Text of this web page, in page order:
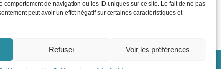
comportement de navigation ou les ID uniques sur ce site. Le fait de ne pas
peut avoir un effet négatif sur certaines caractéristiques et
Refuser Voir les préférences